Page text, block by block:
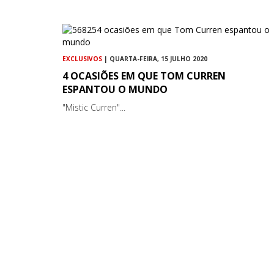
EXCLUSIVOS | QUARTA-FEIRA, 15 JULHO 2020
4 OCASIÕES EM QUE TOM CURREN
ESPANTOU O MUNDO
"Mistic Curren"...